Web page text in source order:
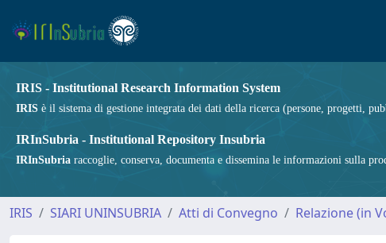
IRIS - Institutional Research Information System
IRIS è il sistema di gestione integrata dei dati della ricerca (persone, progetti,
IRInSubria - Institutional Repository Insubria
IRInSubria raccoglie, conserva, documenta e dissemina le informazioni sulla
IRIS SIARI UNINSUBRIA Atti di Convegno Relazione (in